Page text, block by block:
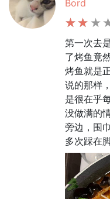
Bord
第一次去
了烤鱼竟
烤鱼就是
说的那样
是很在乎
没做满的
旁边，围
多次踩在脚